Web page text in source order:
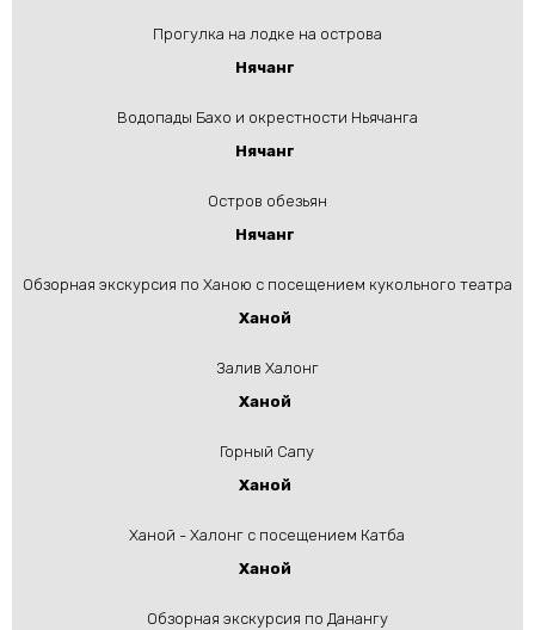
Прогулка на лодке на острова
Нячанг
Водопады Бахо и окрестности Ньячанга
Нячанг
Остров обезьян
Нячанг
Обзорная экскурсия по Ханою с посещением кукольного театра
Ханой
Залив Халонг
Ханой
Горный Сапу
Ханой
Ханой - Халонг с посещением Катба
Ханой
Обзорная экскурсия по Данангу